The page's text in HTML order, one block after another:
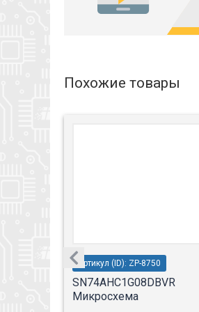
Похожие товары
Артикул (ID): ZP-8750
SN74AHC1G08DBVR
Микросхема